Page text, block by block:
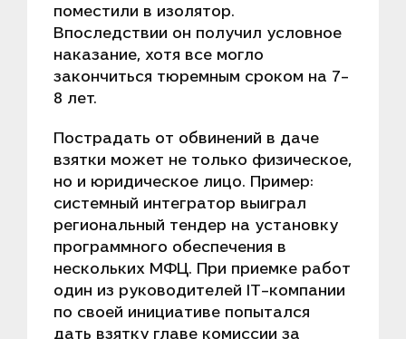
поместили в изолятор.
Впоследствии он получил условное
наказание, хотя все могло
закончиться тюремным сроком на 7–
8 лет.
Пострадать от обвинений в даче
взятки может не только физическое,
но и юридическое лицо. Пример:
системный интегратор выиграл
региональный тендер на установку
программного обеспечения в
нескольких МФЦ. При приемке работ
один из руководителей IT-компании
по своей инициативе попытался
дать взятку главе комиссии за